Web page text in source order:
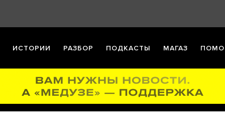
ИСТОРИИ РАЗБОР ПОДКАСТЫ МАГАЗ